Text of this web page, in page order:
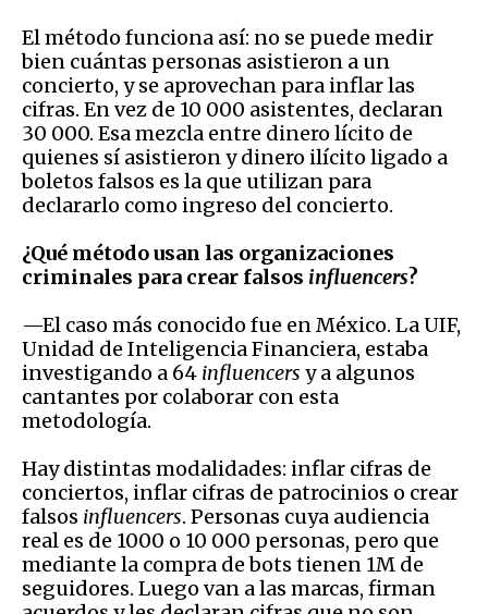
El método funciona así: no se puede medir
bien cuántas personas asistieron a un
concierto, y se aprovechan para inflar las
cifras. En vez de 10 000 asistentes, declaran
30 000. Esa mezcla entre dinero lícito de
quienes sí asistieron y dinero ilícito ligado a
boletos falsos es la que utilizan para
declararlo como ingreso del concierto.
¿Qué método usan las organizaciones
criminales para crear falsos influencers?
—El caso más conocido fue en México. La UIF,
Unidad de Inteligencia Financiera, estaba
investigando a 64 influencers y a algunos
cantantes por colaborar con esta
metodología.
Hay distintas modalidades: inflar cifras de
conciertos, inflar cifras de patrocinios o crear
falsos influencers. Personas cuya audiencia
real es de 1000 o 10 000 personas, pero que
mediante la compra de bots tienen 1M de
seguidores. Luego van a las marcas, firman